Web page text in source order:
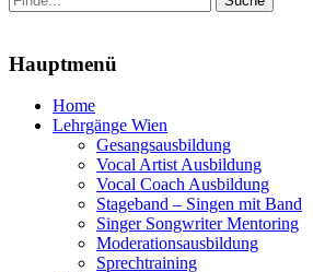
nach:
Hauptmenü
Zum
Inhalt
Home
Lehrgänge Wien
Gesangsausbildung
Vocal Artist Ausbildung
Vocal Coach Ausbildung
Stageband – Singen mit Band
Singer Songwriter Mentoring
Moderationsausbildung
Sprechtraining